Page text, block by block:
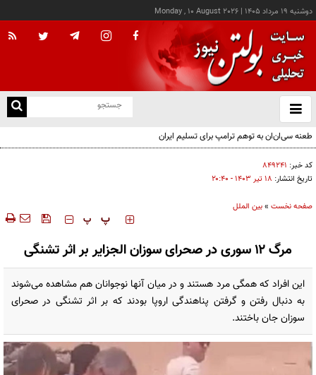
دوشنبه ۱۹ مرداد ۱۴۰۵ |
Monday , 10 August 2026
باز
و
طعنه سی‌ان‌ان به توهم ترامپ برای تسلیم ایران
کد خبر: ۸۴۹۲۴۱
تاریخ انتشار: ۱۸ تير ۱۴۰۳ - ۲۰:۴۰
صفحه نخست »بین الملل
‍‍‍ پ پ
مرگ ۱۲ سوری در صحرای سوزان الجزایر بر اثر تشنگی
این افراد که همگی مرد هستند و در میان آنها نوجوانان هم مشاهده می‌شوند
به دنبال رفتن و گرفتن پناهندگی اروپا بودند که بر اثر تشنگی در صحرای
سوزان جان باختند.